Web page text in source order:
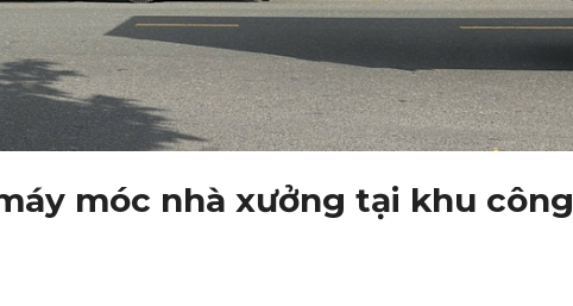
móc nhà xưởng tại khu công